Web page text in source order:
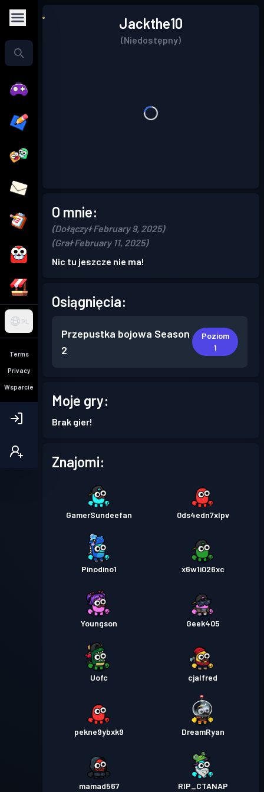
PL
Terms
Privacy
Wsparcie
Jackthe10
(Niedostępny)
O mnie:
(Dołączył February 9, 2025)
(Grał February 11, 2025)
Nic tu jeszcze nie ma!
Osiągnięcia:
Przepustka bojowa Season
2
Poziom
1
Moje gry:
Brak gier!
Znajomi:
GamerSundeefan 0ds4edn7xlpv
Pinodino1 x6w1i026xc
Youngson Geek405
Uofc cjalfred
pekne9ybxk9 DreamRyan
mamad567 RIP_CTANAP